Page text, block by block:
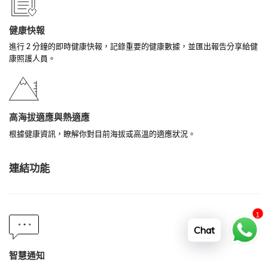
健康快報
進行 2 分鐘的即時健康快報，記錄重要的健康數據，並匯出報告分享給健
康照護人員。
高海拔適應與熱適應
根據健康資訊，瞭解你對目前海拔或高溫的適應狀況。
連結功能
智慧通知
Chat
1